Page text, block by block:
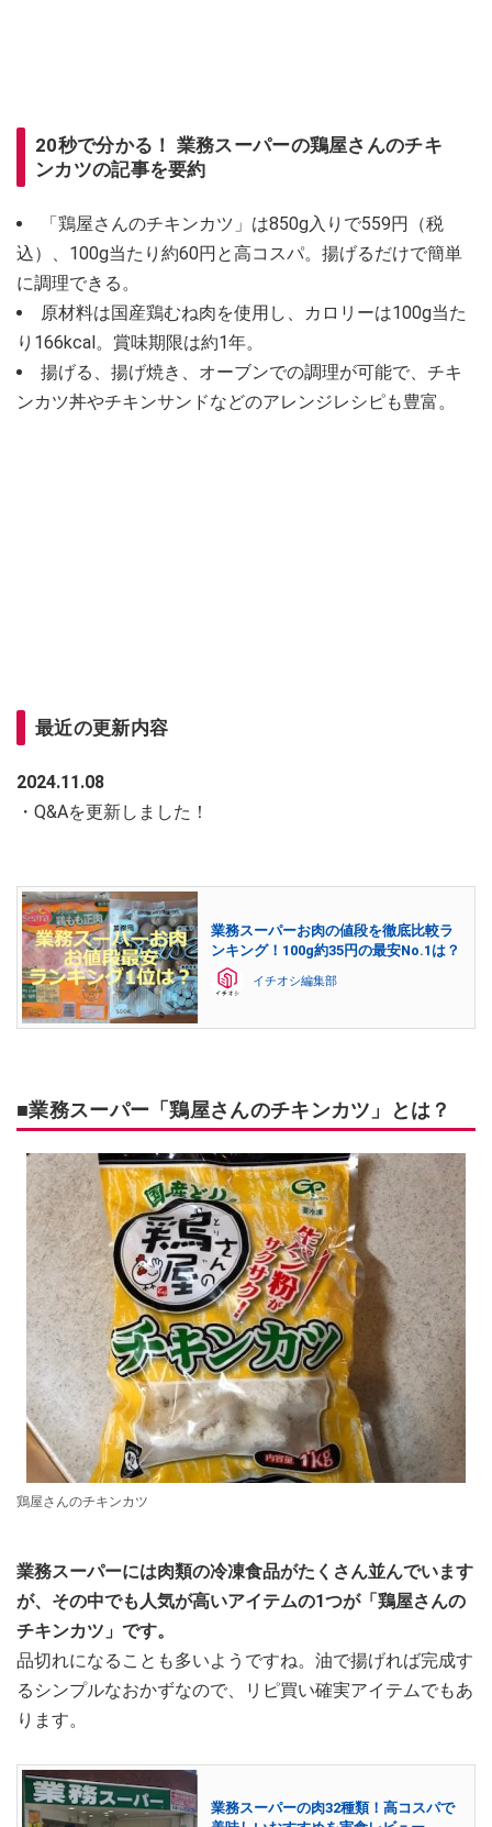
20秒で分かる！ 業務スーパーの鶏屋さんのチキ
ンカツの記事を要約
「鶏屋さんのチキンカツ」は850g入りで559円（税
込）、100g当たり約60円と高コスパ。揚げるだけで簡単
に調理できる。
原材料は国産鶏むね肉を使用し、カロリーは100g当た
り166kcal。賞味期限は約1年。
揚げる、揚げ焼き、オーブンでの調理が可能で、チキ
ンカツ丼やチキンサンドなどのアレンジレシピも豊富。
最近の更新内容
2024.11.08
・Q&Aを更新しました！
業務スーパーお肉の値段を徹底比較ラ
ンキング！100g約35円の最安No.1は？
イチオシ編集部
■業務スーパー「鶏屋さんのチキンカツ」とは？
鶏屋さんのチキンカツ
業務スーパーには肉類の冷凍食品がたくさん並んでいます
が、その中でも人気が高いアイテムの1つが「鶏屋さんの
チキンカツ」です。
品切れになることも多いようですね。油で揚げれば完成す
るシンプルなおかずなので、リピ買い確実アイテムでもあ
ります。
業務スーパーの肉32種類！高コスパで